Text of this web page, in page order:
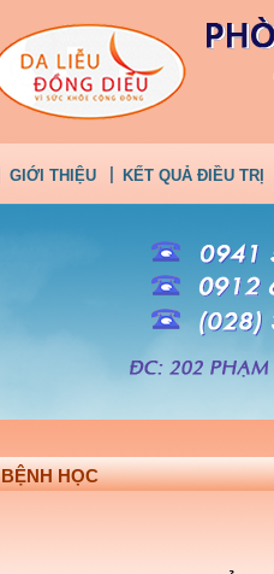
GIỚI THIỆU KẾT QUẢ ĐIỀU TRỊ
BỆNH HỌC